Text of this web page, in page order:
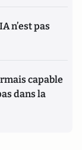
n’est pas
capable
dans la